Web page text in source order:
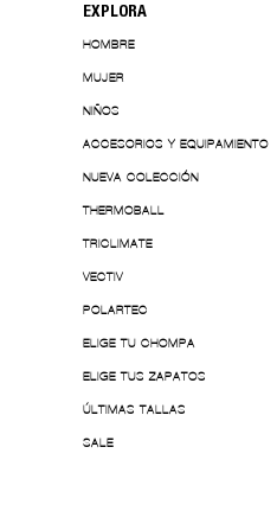
EXPLORA
HOMBRE
MUJER
NIÑOS
ACCESORIOS Y EQUIPAMIENTO
NUEVA COLECCIÓN
THERMOBALL
TRICLIMATE
VECTIV
POLARTEC
ELIGE TU CHOMPA
ELIGE TUS ZAPATOS
ÚLTIMAS TALLAS
SALE